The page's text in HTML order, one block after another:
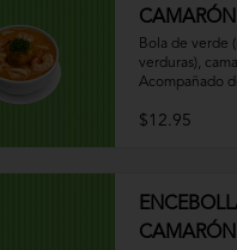
CAMARÓN
Bola de verde
verduras),
Acompañado
$12.95